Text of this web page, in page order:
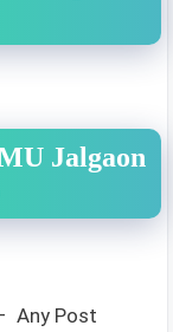
Jalgaon
Any Post